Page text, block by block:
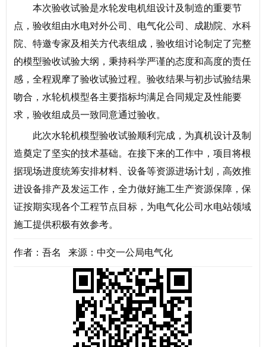
本次验收试验是水轮发电机组设计及制造的重要节
点，验收组由水电对外公司、电气化公司、成勘院、水科
院、特邀专家及相关方代表组成，验收组讨论制定了完整
的模型验收试验大纲，秉持科学严谨的态度和高度的责任
感，全程观摩了验收试验过程。验收结果与初步试验结果
吻合，水轮机模型各主要指标均满足合同规定及性能要
求，验收组成员一致同意通过验收。
此次水轮机模型验收试验顺利完成，为真机设计及制
造奠定了坚实的技术基础。在接下来的工作中，项目将根
据现场进度统筹安排材料、设备等资源进场计划，高效推
进设备排产及发运工作，全力做好施工生产资源保障，保
证按期实现各个工程节点目标，为电气化公司水电站领域
施工提供积极有效参考。
作者：吾名 来源：中交一公局电气化